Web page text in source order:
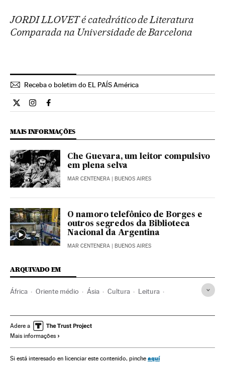
JORDI LLOVET é catedrático de Literatura
Comparada na Universidade de Barcelona
Receba o boletim do EL PAÍS América
Cultura El País Brasil en Twitter
Cultura El País Brasil en Instagram
Cultura El País Brasil en Facebook
MAIS INFORMAÇÕES
Che Guevara, um leitor compulsivo
em plena selva
MAR CENTENERA | BUENOS AIRES
O namoro telefônico de Borges e
outros segredos da Biblioteca
Nacional da Argentina
MAR CENTENERA | BUENOS AIRES
ARQUIVADO EM
África Oriente médio Ásia Cultura Leitura
Herman Melville Friedrich Hölderlin
Babelia
Adere a
Mais informações
Si está interesado en licenciar este contenido, pinche aquí